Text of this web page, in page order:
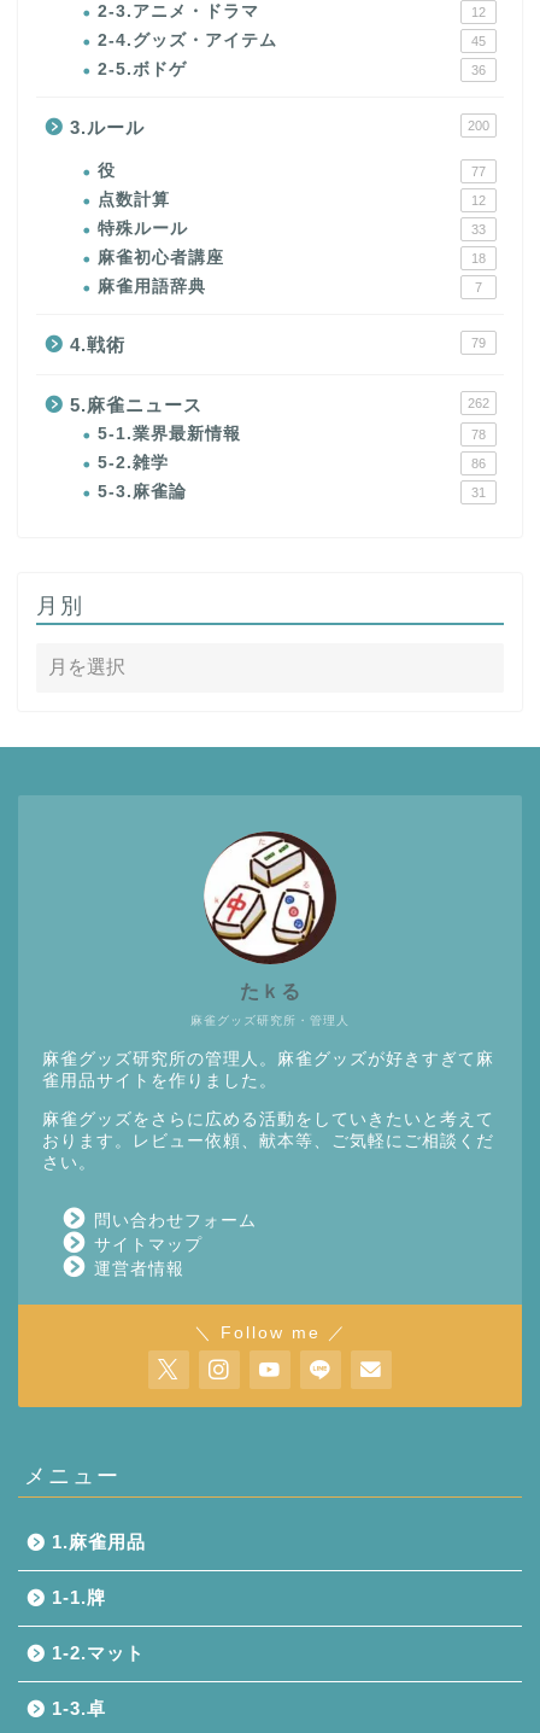
2-3.アニメ・ドラマ 12
2-4.グッズ・アイテム 45
2-5.ボドゲ 36
3.ルール 200
役 77
点数計算 12
特殊ルール 33
麻雀初心者講座 18
麻雀用語辞典 7
4.戦術 79
5.麻雀ニュース 262
5-1.業界最新情報 78
5-2.雑学 86
5-3.麻雀論 31
月別
麻雀グッズ研究所・管理人
たｋる
麻雀グッズ研究所の管理人。麻雀グッズが好きすぎて麻
雀用品サイトを作りました。
麻雀グッズをさらに広める活動をしていきたいと考えて
おります。レビュー依頼、献本等、ご気軽にご相談くだ
さい。
問い合わせフォーム
サイトマップ
運営者情報
＼ Follow me ／
メニュー
1.麻雀用品
1-1.牌
1-2.マット
1-3.卓